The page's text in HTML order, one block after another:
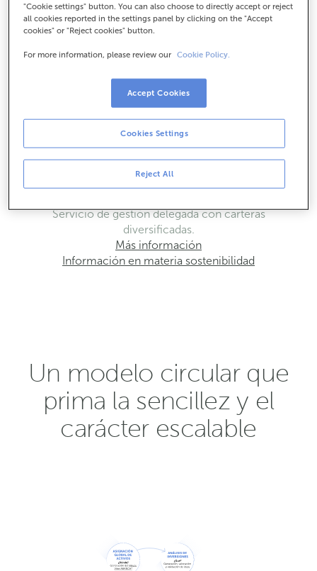
Más información
Información en materia sostenibilidad
ABANCA Equilibrio
Inversión adaptada a las diferentes fases del ciclo
económico.
Más información
Servicio de gestión delegada con carteras
diversificadas.
Más información
Información en materia sostenibilidad
Un modelo circular que
prima la sencillez y el
carácter escalable
"Cookie settings" button. You can also choose to directly accept or reject
all cookies reported in the settings panel by clicking on the "Accept
cookies" or "Reject cookies" button.
For more information, please review our Cookie Policy.
Reject All
Cookies Settings
Accept Cookies